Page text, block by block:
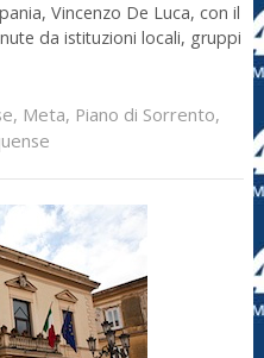
Vincenzo De Luca, con il
da istituzioni locali, gruppi
, Meta, Piano di Sorrento,